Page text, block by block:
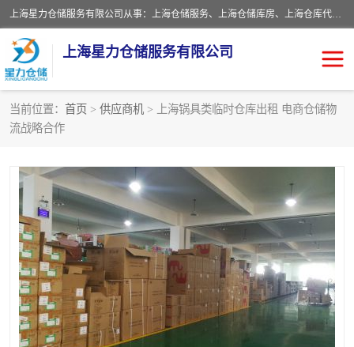
上海星力仓储服务有限公司从事：上海仓储服务、上海仓储库房、上海仓库代运营、上海仓库对外出租、上海仓库外包、上海三方仓储、上海电商仓储代发、上海电商代发货仓库、上海托管仓库、上海仓储配送。上海星力仓储服务有限公司现在拥有100个分仓、10万余平方的标准库房，精炼员工几百名，与几千家客户合作，公司已跻身上海仓储行业前列。欢迎来电咨询！
上海星力仓储服务有限公司
当前位置： 首页 > 供应商机 > 上海锅具类临时仓库出租 电商仓储物
流战略合作
上海仓库对外出租
上海仓储配送 上海仓库外包
上海仓库代运营 上海托管仓库
上海第三方仓储 上海仓储服务
仓储 上海电商代发货仓库
上海托管仓库